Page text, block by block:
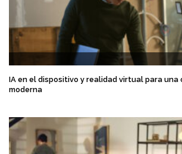
IA en el dispositivo y realidad virtual para una
moderna